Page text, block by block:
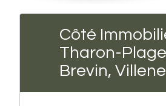
Côté
Tharon-
Brevin,